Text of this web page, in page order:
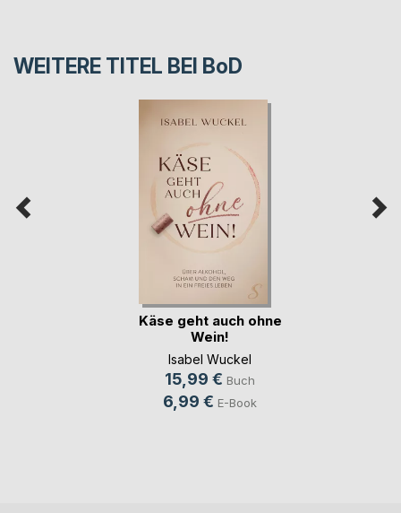
WEITERE TITEL BEI BoD
Käse geht auch ohne
Wein!
Isabel Wuckel
15,99 € Buch
6,99 € E-Book